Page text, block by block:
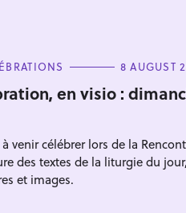
8 AUGUST
en visio :
venir célébrer lors de la
des textes de la liturgie du jour,
et images.